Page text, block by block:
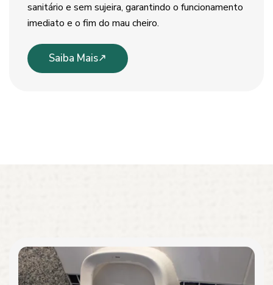
sanitário e sem sujeira, garantindo o funcionamento
imediato e o fim do mau cheiro.
Saiba Mais